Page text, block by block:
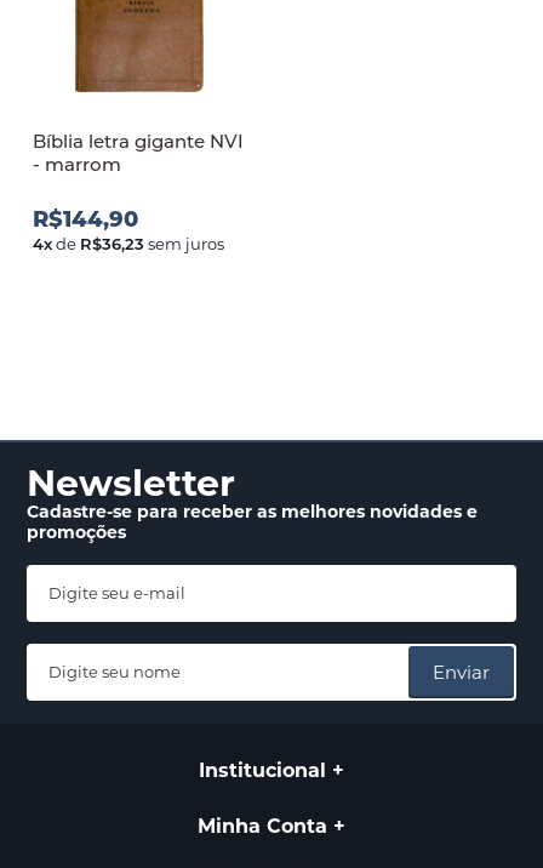
Bíblia letra gigante NVI
- marrom
R$144,90
4xde R$36,23 sem juros
Newsletter
Cadastre-se para receberas melhores novidadese
promoções
Enviar
Institucional
Minha Conta